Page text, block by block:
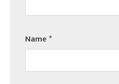
Name*